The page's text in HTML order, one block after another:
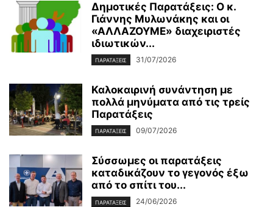
Δημοτικές Παρατάξεις: Ο κ.
Γιάννης Μυλωνάκης και οι
«ΑΛΛΑΖΟΥΜΕ» διαχειριστές
ιδιωτικών...
ΠΑΡΑΤΑΞΕΙΣ 31/07/2026
Καλοκαιρινή συνάντηση με
πολλά μηνύματα από τις τρείς
Παρατάξεις
ΠΑΡΑΤΑΞΕΙΣ 09/07/2026
Σύσσωμες οι παρατάξεις
καταδικάζουν το γεγονός έξω
από το σπίτι του...
ΠΑΡΑΤΑΞΕΙΣ 24/06/2026